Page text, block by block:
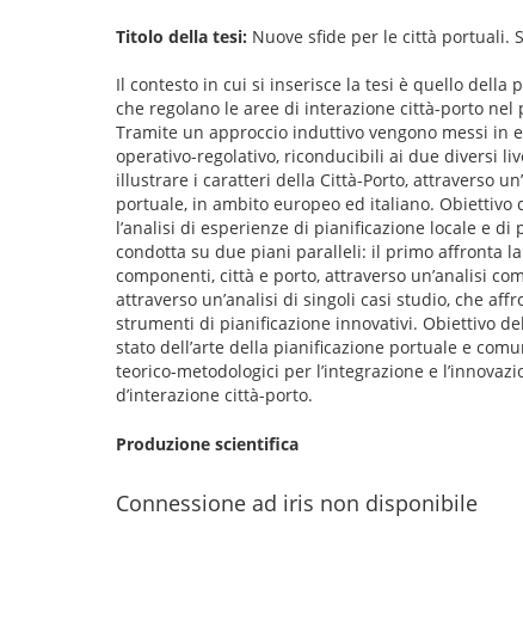
Titolo della tesi: Nuove sfide per le città portuali.
Il contesto in cui si inserisce la tesi è quello della
che regolano le aree di interazione città-porto
Tramite un approccio induttivo vengono messi
operativo-regolativo, riconducibili ai due diversi
illustrare i caratteri della Città-Porto, attraverso
portuale, in ambito europeo ed italiano.
l’analisi di esperienze di pianificazione locale e
condotta su due piani paralleli: il primo affronta
componenti, città e porto, attraverso un’analisi
attraverso un’analisi di singoli casi studio, che
strumenti di pianificazione innovativi. Obiettivo
stato dell’arte della pianificazione portuale e
teorico-metodologici per l’integrazione e
d’interazione città-porto.
Produzione scientifica
Connessione ad iris non disponibile